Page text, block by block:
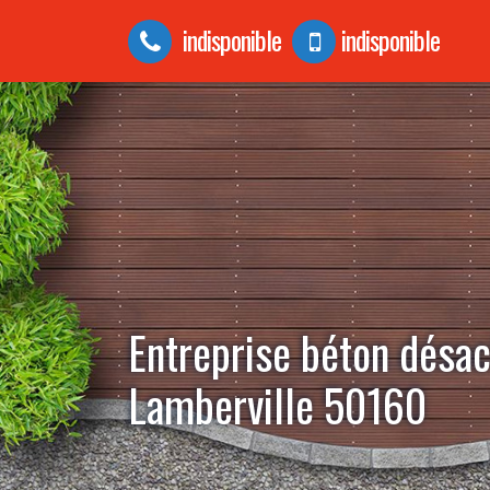
indisponible indisponible
Entreprise béton
Lamberville 50160